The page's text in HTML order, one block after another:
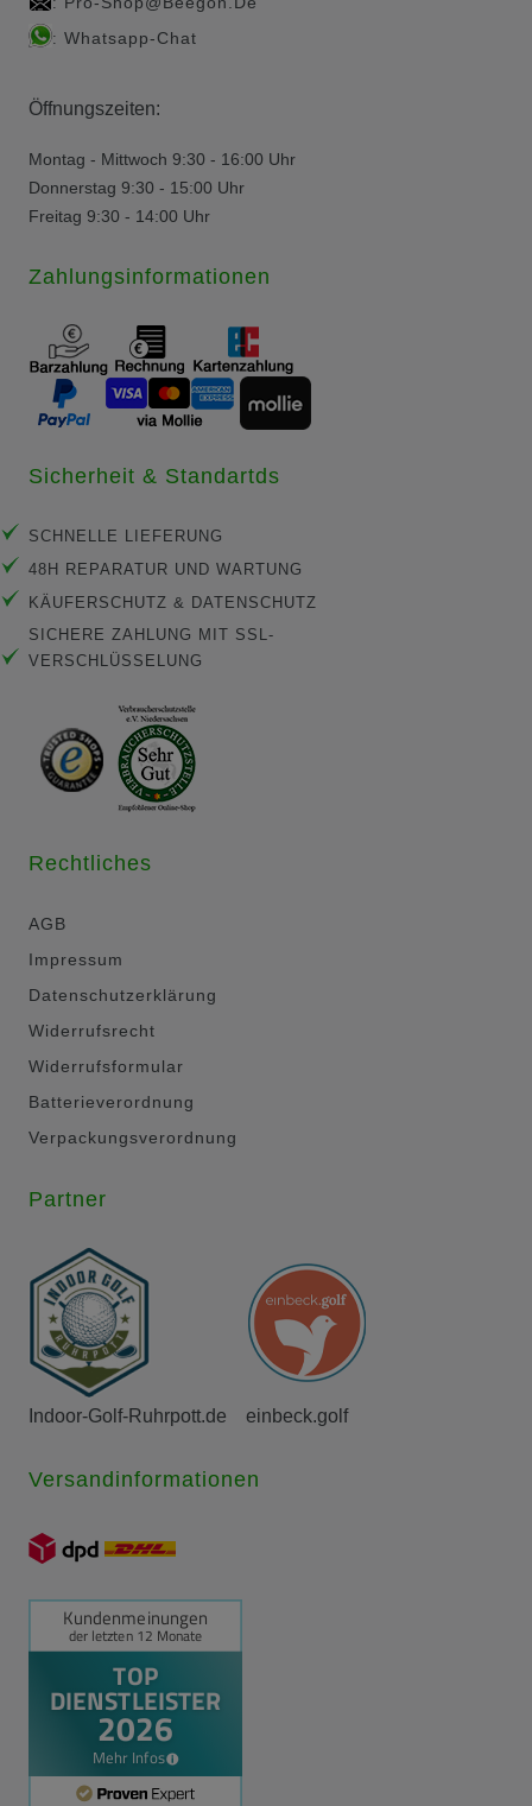
: Whatsapp-Chat
Öffnungszeiten:
Montag - Mittwoch 9:30 - 16:00 Uhr
Donnerstag 9:30 - 15:00 Uhr
Freitag 9:30 - 14:00 Uhr
Zahlungsinformationen
Sicherheit & Standartds
SCHNELLE LIEFERUNG
48H REPARATUR UND WARTUNG
KÄUFERSCHUTZ & DATENSCHUTZ
SICHERE ZAHLUNG MIT SSL-
VERSCHLÜSSELUNG
Rechtliches
AGB
Impressum
Datenschutzerklärung
Widerrufsrecht
Widerrufsformular
Batterieverordnung
Verpackungsverordnung
Partner
Indoor-Golf-Ruhrpott.de einbeck.golf
Versandinformationen